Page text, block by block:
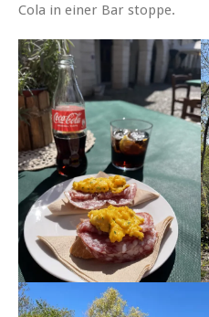
Cola in einer Bar stoppe.